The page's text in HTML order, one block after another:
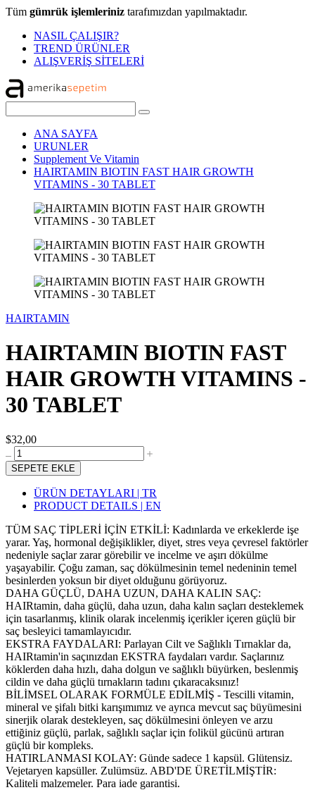
Tüm gümrük işlemleriniz tarafımızdan yapılmaktadır.
NASIL ÇALIŞIR?
TREND ÜRÜNLER
ALIŞVERİŞ SİTELERİ
ANA SAYFA
URUNLER
Supplement Ve Vitamin
HAIRTAMIN BIOTIN FAST HAIR GROWTH
VITAMINS - 30 TABLET
HAIRTAMIN
HAIRTAMIN BIOTIN FAST
HAIR GROWTH VITAMINS -
30 TABLET
$32,00
SEPETE EKLE
ÜRÜN DETAYLARI | TR
PRODUCT DETAILS | EN
TÜM SAÇ TİPLERİ İÇİN ETKİLİ: Kadınlarda ve erkeklerde işe
yarar. Yaş, hormonal değişiklikler, diyet, stres veya çevresel faktörler
nedeniyle saçlar zarar görebilir ve incelme ve aşırı dökülme
yaşayabilir. Çoğu zaman, saç dökülmesinin temel nedeninin temel
besinlerden yoksun bir diyet olduğunu görüyoruz.
DAHA GÜÇLÜ, DAHA UZUN, DAHA KALIN SAÇ:
HAIRtamin, daha güçlü, daha uzun, daha kalın saçları desteklemek
için tasarlanmış, klinik olarak incelenmiş içerikler içeren güçlü bir
saç besleyici tamamlayıcıdır.
EKSTRA FAYDALARI: Parlayan Cilt ve Sağlıklı Tırnaklar da,
HAIRtamin'in saçınızdan EKSTRA faydaları vardır. Saçlarınız
köklerden daha hızlı, daha dolgun ve sağlıklı büyürken, beslenmiş
cildin ve daha güçlü tırnakların tadını çıkaracaksınız!
BİLİMSEL OLARAK FORMÜLE EDİLMİŞ - Tescilli vitamin,
mineral ve şifalı bitki karışımımız ve ayrıca mevcut saç büyümesini
sinerjik olarak destekleyen, saç dökülmesini önleyen ve arzu
ettiğiniz güçlü, parlak, sağlıklı saçlar için folikül gücünü artıran
güçlü bir kompleks.
HATIRLANMASI KOLAY: Günde sadece 1 kapsül. Glütensiz.
Vejetaryen kapsüller. Zulümsüz. ABD'DE ÜRETİLMİŞTİR:
Kaliteli malzemeler. Para iade garantisi.